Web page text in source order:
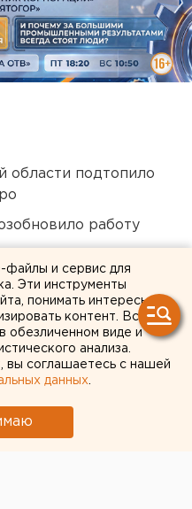
области подтопило
работу
апартаменты
элеватором выставят
году
застроят по
— на паузе
файлы и сервис для
Эти инструменты
понимать интересы
контент. Вся
обезличенном виде и
анализа.
вы соглашаетесь с нашей
данных